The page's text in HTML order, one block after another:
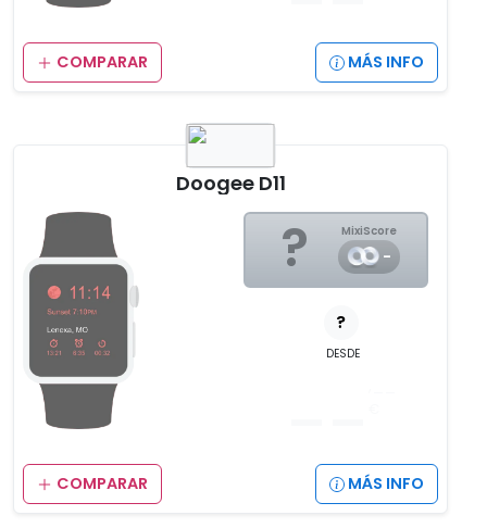
COMPARAR MÁS INFO
Doogee D11
? MixiScore
-
?
DESDE
COMPARAR MÁS INFO